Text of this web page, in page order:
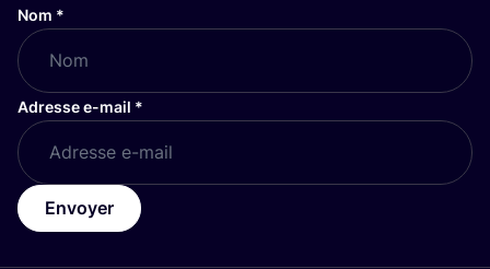
Nom *
Adresse e-mail *
Envoyer